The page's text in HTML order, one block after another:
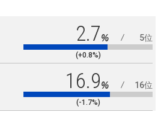
2.7% 5位
(+0.8%)
16.9% 16位
(-1.7%)